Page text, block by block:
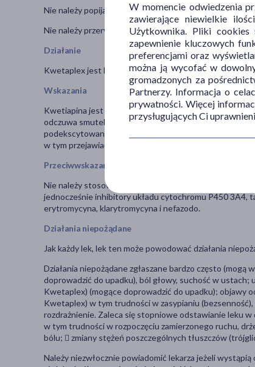
Nie należy popijać leku Kwetaplex sokiem
Nie należy przerywać zażywania tabletek nawet
Działanie
Kwetaplex jest lekiem, który działa
Wskazania
Kwetiapina jest wskazana w leczeniu: schizofrenii;
odczuwa smutek, depresję, brak energii, utratę apetytu,
podekscytowany, uradowany, pobudzony,
w tym przejawiać zachowania agresywne lub
Przeciwwskazania
Nie należy stosować leku w przypadku nadwrażliwości
jednocześnie inhibitory układu cytochromu P450 3A4,
erytromycyna, klarytromycyna i nefazodo.
Działania niepożądane
Jak każdy lek, lek ten może powodować działania
Działania niepożądane zgłaszane bardzo często
doprowadzić do upadku), ból głowy, suchość w ustach;
Kwetaplex) (mogące doprowadzić do upadku); objawy
Kwetaplex) w tym trudności w zasypianiu
rozdrażnienie. Zaleca się stopniowe odstawianie leku w
w tym trudności w rozpoczęciu zamierzonego ruchu,
bólu;  zmiany stężeń poszczególnych tłuszczów
Należy niezwłocznie powiadomić lekarza jeżeli
W momencie odwiedzenia
zawierające niewielkie
Użytkownika. Pliki cookies
zapewnienie kluczowych
preferencjami oraz
można ją wycofać w
gromadzonych za
Partnerzy. Informacja o
prywatności. Więcej
przysługujących Ci